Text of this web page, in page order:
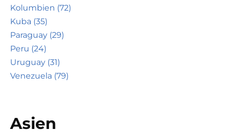
Kolumbien (72)
Kuba (35)
Paraguay (29)
Peru (24)
Uruguay (31)
Venezuela (79)
Asien